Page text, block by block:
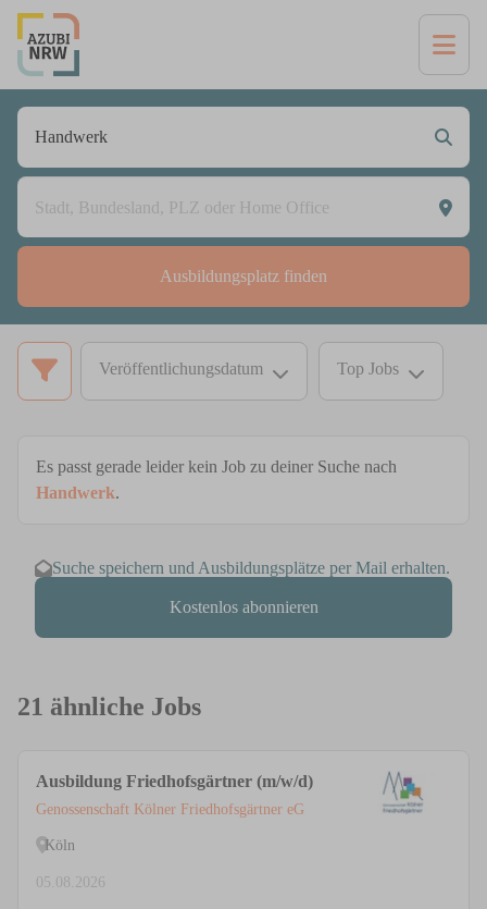
Ausbildungsplatz finden
Veröffentlichungsdatum Top Jobs
Es passt gerade leider kein Job zu deiner Suche nach
Handwerk.
Suche speichern und Ausbildungsplätze per Mail erhalten.
Kostenlos abonnieren
21 ähnliche Jobs
Ausbildung Friedhofsgärtner (m/w/d)
Genossenschaft Kölner Friedhofsgärtner eG
Köln
05.08.2026